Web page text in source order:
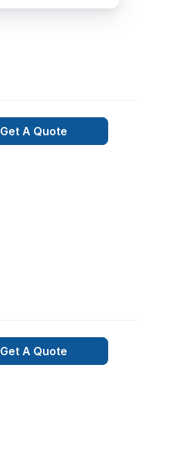
Get A Quote
Get A Quote